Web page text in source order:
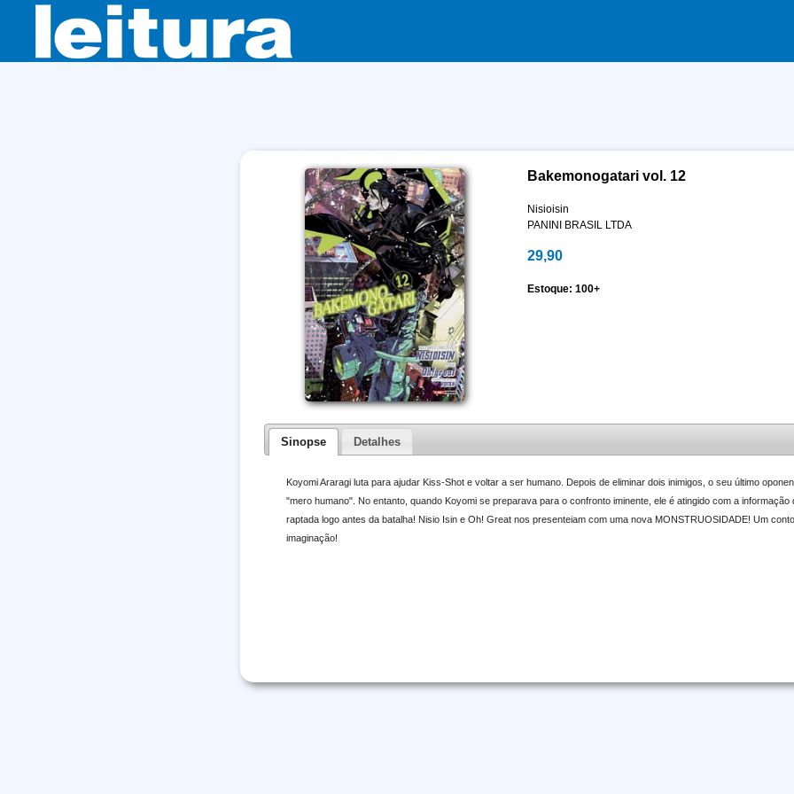
Bakemonogatari vol. 12
Nisioisin
PANINI BRASIL LTDA
29,90
Estoque: 100+
Sinopse Detalhes
Koyomi Araragi luta para ajudar Kiss-Shot e voltar a ser humano. Depois de eliminar dois inimigos, o seu último
"mero humano". No entanto, quando Koyomi se preparava para o confronto iminente, ele é atingido com a informação
raptada logo antes da batalha! Nisio Isin e Oh! Great nos presenteiam com uma nova MONSTRUOSIDADE! Um
imaginação!